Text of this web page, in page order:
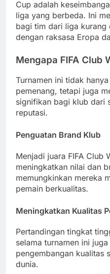
Cup adalah
liga yang berbeda. Ini
bagi tim dari liga kurang
dengan raksasa Eropa
Mengapa FIFA Club
Turnamen ini tidak
pemenang, tetapi juga
signifikan bagi klub dari
reputasi.
Penguatan Brand Klub
Menjadi juara FIFA Club
meningkatkan nilai dan
memungkinkan mereka
pemain berkualitas.
Meningkatkan Kualitas
Pertandingan tingkat
selama turnamen ini
pengembangan kualitas
dunia.